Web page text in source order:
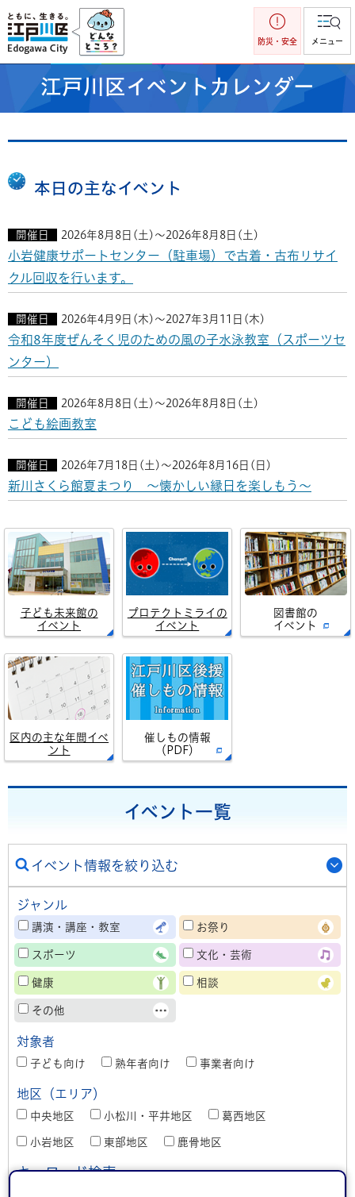
江戸川区
防災・安全 メニュー
江戸川区イベントカレンダー
本日の主なイベント
開催日 2026年8月8日(土)～2026年8月8日(土)
小岩健康サポートセンター（駐車場）で古着・古布リサイ
クル回収を行います。
開催日 2026年4月9日(木)～2027年3月11日(木)
令和8年度ぜんそく児のための風の子水泳教室（スポーツセ
ンター）
開催日 2026年8月8日(土)～2026年8月8日(土)
こども絵画教室
開催日 2026年7月18日(土)～2026年8月16日(日)
新川さくら館夏まつり ～懐かしい縁日を楽しもう～
子ども未来館の
イベント
プロテクトミライの
イベント
図書館の
イベント
区内の主な年間イベ
ント
催しもの情報
（PDF）
イベント一覧
イベント情報を絞り込む
ジャンル
講演・講座・教室 お祭り
スポーツ 文化・芸術
健康 相談
その他
対象者
子ども向け 熟年者向け 事業者向け
地区（エリア）
中央地区 小松川・平井地区 葛西地区
小岩地区 東部地区 鹿骨地区
キーワード検索